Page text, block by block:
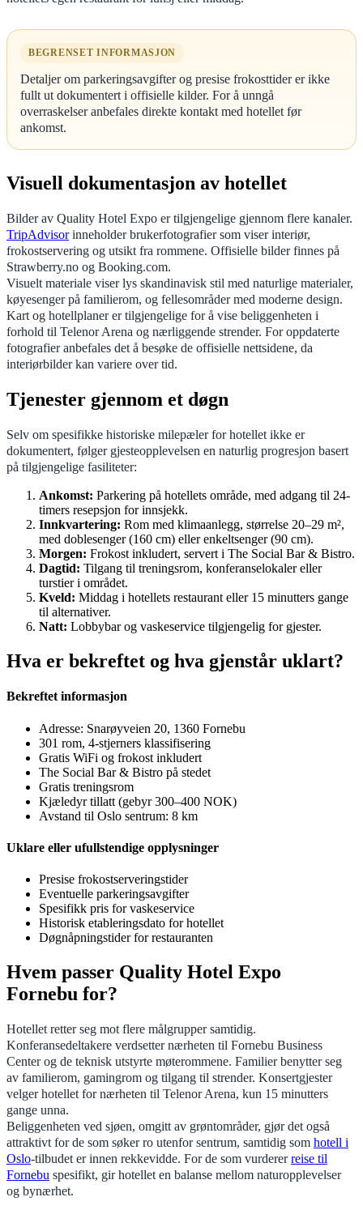
BEGRENSET INFORMASJON
Detaljer om parkeringsavgifter og presise frokosttider er ikke
fullt ut dokumentert i offisielle kilder. For å unngå
overraskelser anbefales direkte kontakt med hotellet før
ankomst.
Visuell dokumentasjon av hotellet
Bilder av Quality Hotel Expo er tilgjengelige gjennom flere kanaler.
TripAdvisorinneholder brukerfotografier som viser interiør,
frokostservering og utsikt fra rommene. Offisielle bilder finnes på
Strawberry.no og Booking.com.
Visuelt materiale viser lys skandinavisk stil med naturlige materialer,
køyesenger på familierom, og fellesområder med moderne design.
Kart og hotellplaner er tilgjengelige for å vise beliggenheten i
forhold til Telenor Arena og nærliggende strender. For oppdaterte
fotografier anbefales det å besøke de offisielle nettsidene, da
interiørbilder kan variere over tid.
Tjenester gjennom et døgn
Selv om spesifikke historiske milepæler for hotellet ikke er
dokumentert, følger gjesteopplevelsen en naturlig progresjon basert
på tilgjengelige fasiliteter:
Ankomst: Parkering på hotellets område, med adgang til 24-
timers resepsjon for innsjekk.
Innkvartering: Rom med klimaanlegg, størrelse 20–29 m²,
med doblesenger (160 cm) eller enkeltsenger (90 cm).
Morgen: Frokost inkludert, servert i The Social Bar & Bistro.
Dagtid: Tilgang til treningsrom, konferanselokaler eller
turstier i området.
Kveld: Middag i hotellets restaurant eller 15 minutters gange
til alternativer.
Natt: Lobbybar og vaskeservice tilgjengelig for gjester.
Hva er bekreftet og hva gjenstår uklart?
Bekreftet informasjon
Adresse: Snarøyveien 20, 1360 Fornebu
301 rom, 4-stjerners klassifisering
Gratis WiFi og frokost inkludert
The Social Bar & Bistro på stedet
Gratis treningsrom
Kjæledyr tillatt (gebyr 300–400 NOK)
Avstand til Oslo sentrum: 8 km
Uklare eller ufullstendige opplysninger
Presise frokostserveringstider
Eventuelle parkeringsavgifter
Spesifikk pris for vaskeservice
Historisk etableringsdato for hotellet
Døgnåpningstider for restauranten
Hvem passer Quality Hotel Expo
Fornebu for?
Hotellet retter seg mot flere målgrupper samtidig.
Konferansedeltakere verdsetter nærheten til Fornebu Business
Center og de teknisk utstyrte møterommene. Familier benytter seg
av familierom, gamingrom og tilgang til strender. Konsertgjester
velger hotellet for nærheten til Telenor Arena, kun 15 minutters
gange unna.
Beliggenheten ved sjøen, omgitt av grøntområder, gjør det også
attraktivt for de som søker ro utenfor sentrum, samtidig som hotell i
Oslo-tilbudet er innen rekkevidde. For de som vurdererreise til
Fornebu spesifikt, gir hotellet en balanse mellom naturopplevelser
og bynærhet.